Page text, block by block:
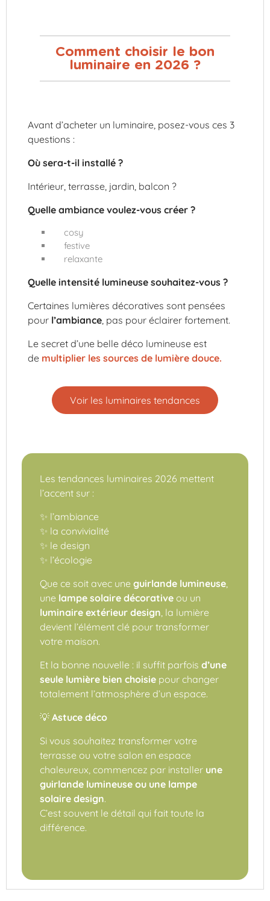
Comment choisir le bon
luminaire en 2026 ?
Avant d’acheter un luminaire, posez-vous ces 3
questions :
Où sera-t-il installé ?
Intérieur, terrasse, jardin, balcon ?
Quelle ambiance voulez-vous créer ?
cosy
festive
relaxante
Quelle intensité lumineuse souhaitez-vous ?
Certaines lumières décoratives sont pensées
pour l’ambiance , pas pour éclairer fortement.
Le secret d’une belle déco lumineuse est
de multiplier les sources de lumière douce.
Voir les luminaires tendances
Les tendances luminaires 2026 mettent
l’accent sur :
✨ l’ambiance
✨ la convivialité
✨ le design
✨ l’écologie
Que ce soit avec une guirlande lumineuse
une lampe solaire décorative ou un
luminaire extérieur design , la lumière
devient l’élément clé pour transformer
votre maison.
Et la bonne nouvelle : il suffit parfois d’une
seule lumière bien choisie pour changer
totalement l’atmosphère d’un espace.
💡 Astuce déco
Si vous souhaitez transformer votre
terrasse ou votre salon en espace
chaleureux, commencez par installer une
guirlande lumineuse ou une lampe
solaire design.
C’est souvent le détail qui fait toute la
différence.